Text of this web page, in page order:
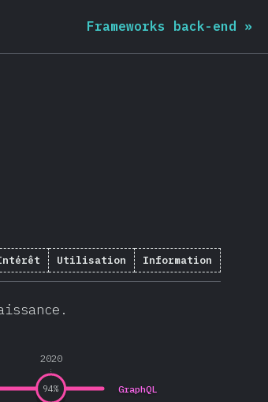
Frameworks back-end »
Utilisation Information
2020
GraphQL
94%